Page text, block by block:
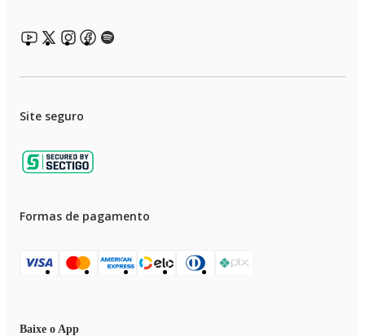
Site seguro
Formas de pagamento
Baixe o App